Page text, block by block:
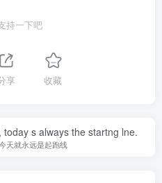
持一下吧
享 收藏
s always the startng lne.
天就永远是起跑线